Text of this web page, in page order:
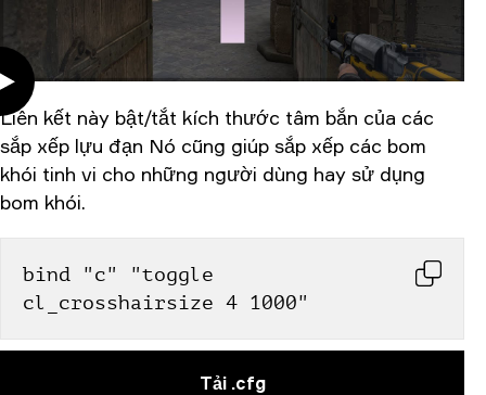
Liên kết này bật/tắt kích thước tâm bắn của các
sắp xếp lựu đạn Nó cũng giúp sắp xếp các bom
khói tinh vi cho những người dùng hay sử dụng
bom khói.
bind "c" "toggle
cl_crosshairsize 4 1000"
Tải .cfg